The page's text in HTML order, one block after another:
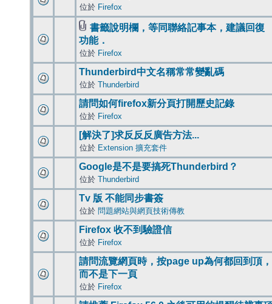
位於 Firefox
書籤說明欄，等同聯絡記事本，建議回復
功能．
位於 Firefox
Thunderbird中文名稱常常變亂碼
位於 Thunderbird
請問如何firefox新分頁打開歷史記錄
位於 Firefox
[解決了]求反反反廣告方法...
位於 Extension 擴充套件
Google是不是要搞死Thunderbird？
位於 Thunderbird
Tv 版 不能同步書簽
位於 問題網站與網頁技術傳教
Firefox 收不到驗證信
位於 Firefox
請問流覽網頁時，按page up為何都回到頂，
而不是下一頁
位於 Firefox